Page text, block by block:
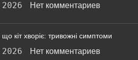
Нет комментариев
що кіт хворіє: тривожні симптоми
Нет комментариев